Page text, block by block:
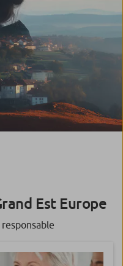
Est Europe